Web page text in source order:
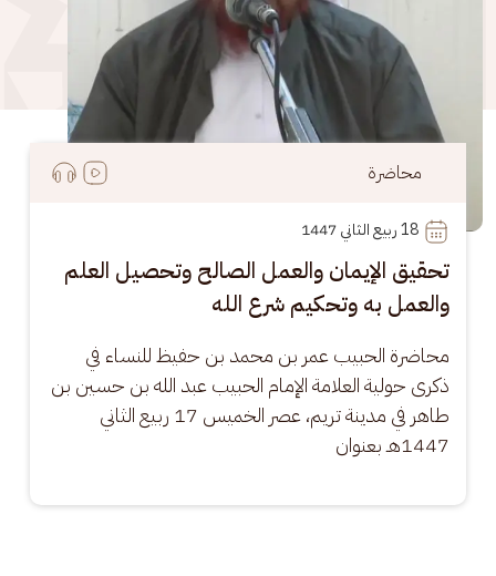
محاضرة
18
تحقيق الإيمان والعمل الصالح وتحصيل العلم
والعمل به وتحكيم شرع الله
محاضرة الحبيب عمر بن محمد بن حفيظ للنساء في
ذكرى حولية العلامة الإمام الحبيب عبد الله بن حسين بن
طاهر في مدينة تريم، عصر الخميس 17 ربيع الثاني
1447هـ بعنوان